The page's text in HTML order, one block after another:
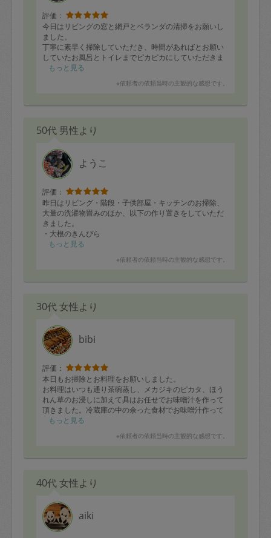
評価：
今日はリビングの窓と網戸とベランダの清掃をお願いし
ました。
丁寧に素早く掃除していただき、時間があればとお願い
していたお風呂とトイレまでピカピカにしていただきま
した。
いてとても助かりました。
もっと見る
※依頼者の依頼当時の主観的な感想です。
50代 男性より
ようこ
評価：
昨日はリビング・階段・子供部屋・キッチンのお掃除、
大量の洗濯物畳みのほか、以下の作り置きをしていただ
きました。
・大根のきんぴら
・豚バラ大根
短時間で散らかり放題の部屋がきれいになり、ありがた
お料理はどれもとっても美味しかったです！
またよろしくお願いします！
もっと見る
※依頼者の依頼当時の主観的な感想です。
30代 女性より
bibi
評価：
本日もお掃除とお料理をお願いしました。
お料理はいつも通り茶碗蒸し、メカジキのピカタ、ほう
れん草のお浸しに加えて具はお任せでお味噌汁を作って
頂きました。冷蔵庫の中の余った食材でお味噌汁作って
いただきましたがとても美味しかったです。更に余った
余った食材を活用いただくのはとても助かります。
お風呂は私も夫も掃除が苦手なので、綺麗になって嬉し
また次回もよろしくお願いします。
もっと見る
※依頼者の依頼当時の主観的な感想です。
40代 女性より
aiki